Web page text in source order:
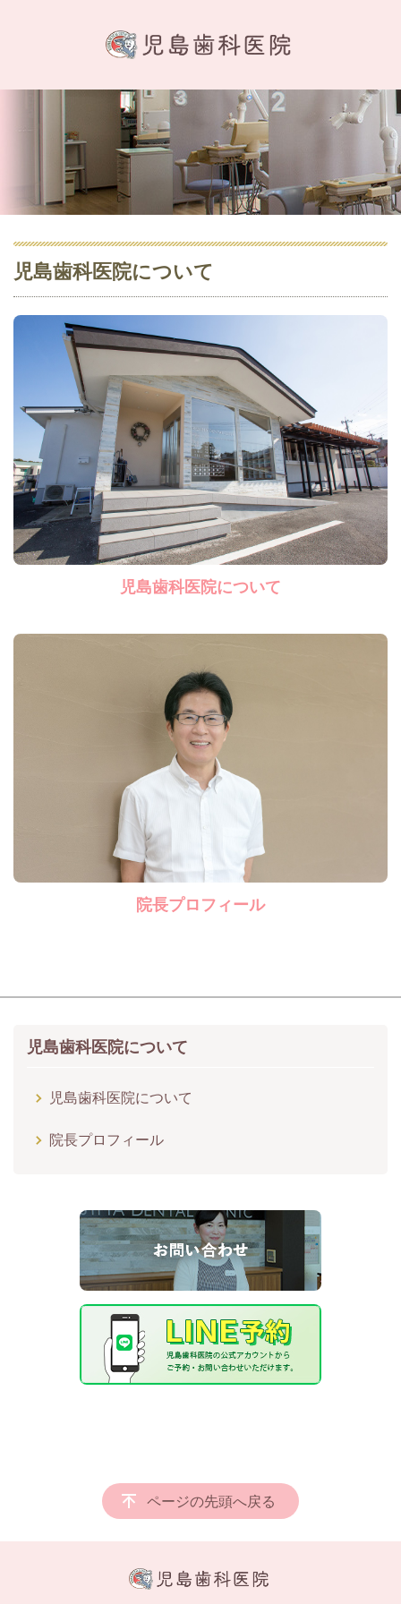
児島歯科医院について
児島歯科医院について
院長プロフィール
児島歯科医院について
児島歯科医院について
院長プロフィール
ページの先頭へ戻る